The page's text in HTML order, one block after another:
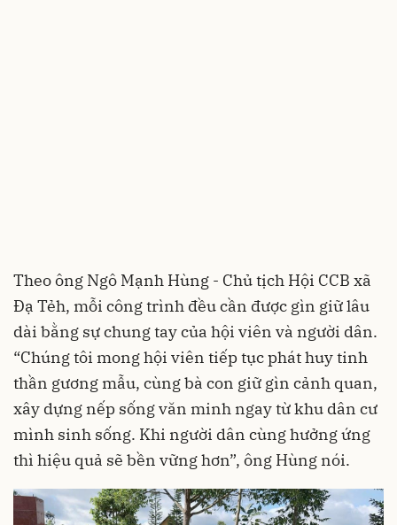
Theo ông Ngô Mạnh Hùng - Chủ tịch Hội CCB xã
Đạ Tẻh, mỗi công trình đều cần được gìn giữ lâu
dài bằng sự chung tay của hội viên và người dân.
“Chúng tôi mong hội viên tiếp tục phát huy tinh
thần gương mẫu, cùng bà con giữ gìn cảnh quan,
xây dựng nếp sống văn minh ngay từ khu dân cư
mình sinh sống. Khi người dân cùng hưởng ứng
thì hiệu quả sẽ bền vững hơn”, ông Hùng nói.